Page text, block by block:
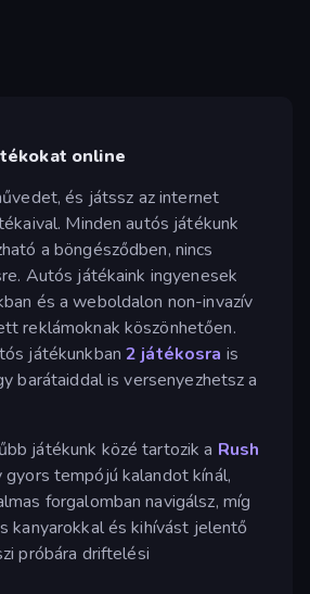
online
és játssz az internet
Minden autós játékunk
a böngésződben, nincs
Autós játékaink ingyenesek
és a weboldalon non-invazív
reklámoknak köszönhetően.
játékunkban2 játékosra is
barátaiddal is versenyezhetsz a
játékunk közé tartozik a Rush
gyors tempójú kalandot kínál,
forgalomban navigálsz, míg
kanyarokkal és kihívást jelentő
próbára driftelési